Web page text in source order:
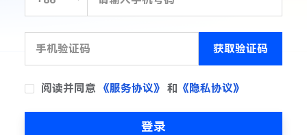
获取验证码
阅读并同意 《服务协议》 和 《隐私协议》
登录